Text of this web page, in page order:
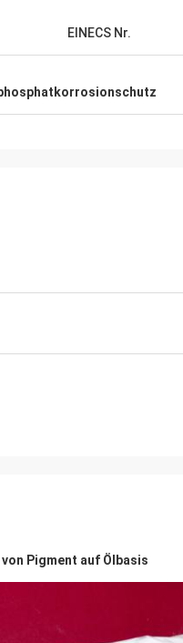
EINECS Nr.
Pigment auf Ölbasis